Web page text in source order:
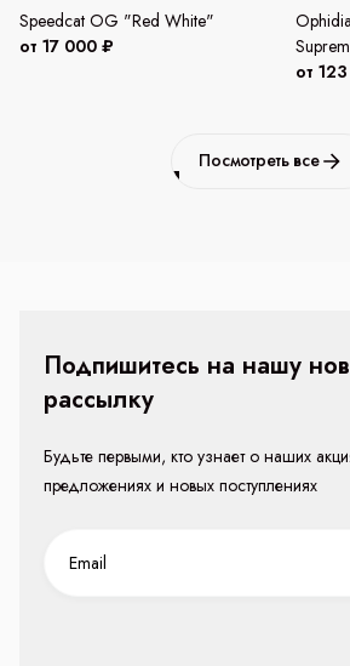
Speedcat OG "Red White"
от 17 000 ₽
от
Посмотреть все
Подпишитесь на нашу
рассылку
Будьте первыми, кто узнает о наших
предложениях и новых поступлениях